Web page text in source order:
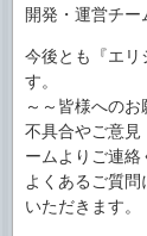
開発・運営チー
今後とも『エリ
す。
～～皆様へのお
不具合やご意見
ームよりご連絡
よくあるご質
いただきます。